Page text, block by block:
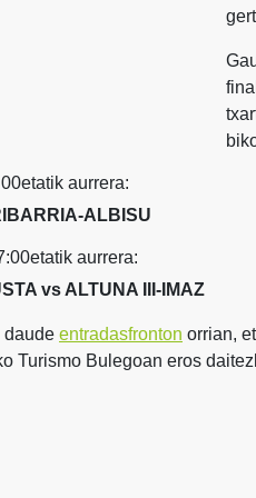
aurrera:
ALBISU
aurrera:
vs ALTUNA III-IMAZ
daude entradasfronton orrian,
Turismo Bulegoan eros